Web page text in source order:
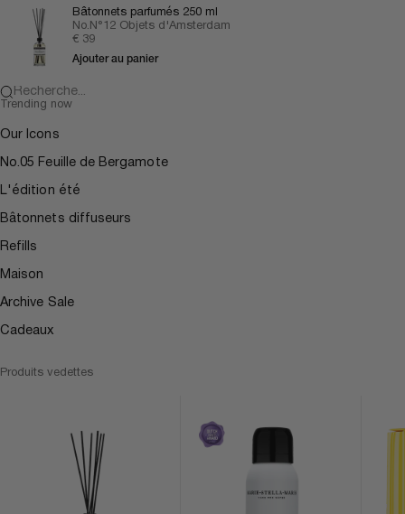
Bâtonnets parfumés 250 ml
No.N°12 Objets d'Amsterdam
Prix de vente
€ 39
Ajouter au panier
Recherche...
Trending now
Our Icons
No.05 Feuille de Bergamote
L'édition été
Bâtonnets diffuseurs
Refills
Maison
Archive Sale
Cadeaux
Produits vedettes